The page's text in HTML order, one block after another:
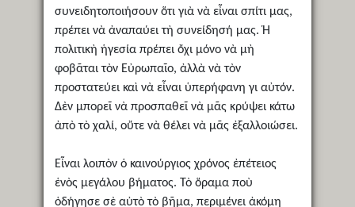
συνειδητοποιήσουν ὅτι γιὰ νὰ εἶναι σπίτι μας,
πρέπει νὰ ἀναπαύει τὴ συνείδησή μας. Ἡ
πολιτικὴ ἡγεσία πρέπει ὄχι μόνο νὰ μὴ
φοβᾶται τὸν Εὐρωπαῖο, ἀλλὰ νὰ τὸν
προστατεύει καὶ νὰ εἶναι ὑπερήφανη γι αὐτόν.
Δὲν μπορεῖ νὰ προσπαθεῖ νὰ μᾶς κρύψει κάτω
ἀπὸ τὸ χαλί, οὔτε νὰ θέλει νὰ μᾶς ἐξαλλοιώσει.
Εἶναι λοιπὸν ὁ καινούργιος χρόνος ἐπέτειος
ἑνὸς μεγάλου βήματος. Τὸ ὅραμα ποὺ
ὁδήγησε σὲ αὐτὸ τὸ βῆμα, περιμένει ἀκόμη